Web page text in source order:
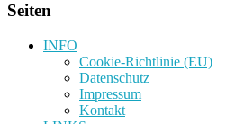
Seiten
INFO
Cookie-Richtlinie (EU)
Datenschutz
Impressum
Kontakt